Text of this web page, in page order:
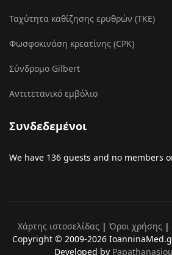
Ταχύτητα καθίζησης ερυθρών (ΤΚΕ)
Φωσφοκινάση κρεατίνης (CPK)
Σύνδρομο Gilbert
Αντιτετανικό εμβόλιο
Συνδεδεμένοι
We have 136 guests and no members
Χάρτης ιστοσελίδας| Όροι χρήσης|
Copyright © 2009-2026
Developed by